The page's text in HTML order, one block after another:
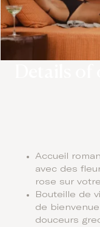
Accueil
avec des
rose sur
Bouteille de
de
douceurs